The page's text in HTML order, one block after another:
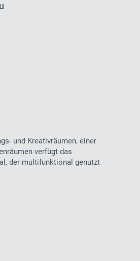
und Kreativräumen, einer
verfügt das
der multifunktional genutzt